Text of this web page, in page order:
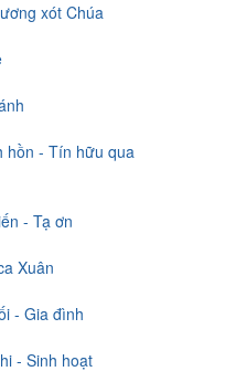
xót Chúa
hồn - Tín hữu qua
- Tạ ơn
Xuân
- Gia đình
- Sinh hoạt